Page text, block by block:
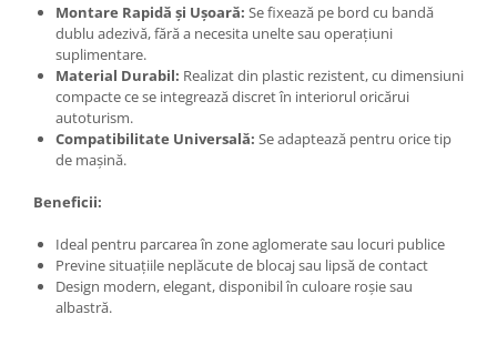
Montare Rapidă și Ușoară: Se fixează pe bord cu bandă
dublu adezivă, fără a necesita unelte sau operațiuni
suplimentare.
Material Durabil: Realizat din plastic rezistent, cu dimensiuni
compacte ce se integrează discret în interiorul oricărui
autoturism.
Compatibilitate Universală: Se adaptează pentru orice tip
de mașină.
Beneficii:
Ideal pentru parcarea în zone aglomerate sau locuri publice
Previne situațiile neplăcute de blocaj sau lipsă de contact
Design modern, elegant, disponibil în culoare roșie sau
albastră.